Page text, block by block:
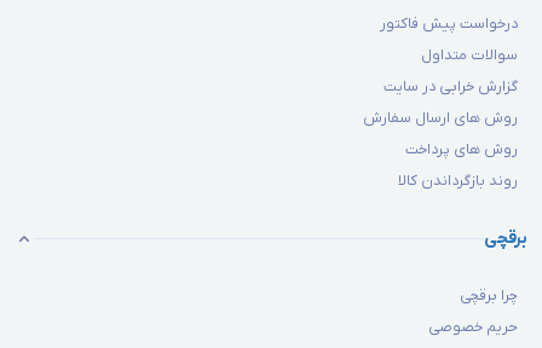
درخواست پیش فاکتور
سوالات متداول
گزارش خرابی در سایت
روش های ارسال سفارش
روش های پرداخت
روند بازگرداندن کالا
برقچی
چرا برقچی
حریم خصوصی